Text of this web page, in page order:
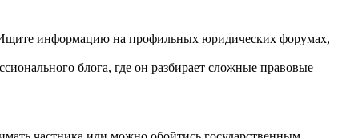
Ищите информацию на профильных юридических форумах,
блога, где он разбирает сложные правовые